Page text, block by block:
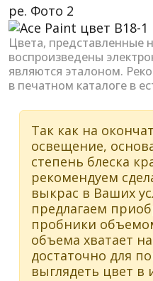
Previous
Цвета, представленные
воспроизведены
являются эталоном.
в печатном каталоге в
Так как на
освещение,
степень блеска
рекомендуем
выкрас в Ваших
предлагаем
пробники
объема хватает
достаточно для
выглядеть цвет в